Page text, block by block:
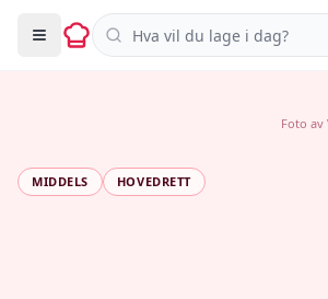
Søk i oppskrifter
MIDDELS HOVEDRETT
Foto av